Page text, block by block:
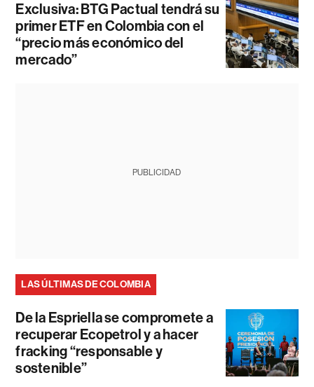
Exclusiva: BTG Pactual tendrá su
primer ETF en Colombia con el
“precio más económico del
mercado”
PUBLICIDAD
LAS ÚLTIMAS DE COLOMBIA
De la Espriella se compromete a
recuperar Ecopetrol y a hacer
fracking “responsable y
sostenible”